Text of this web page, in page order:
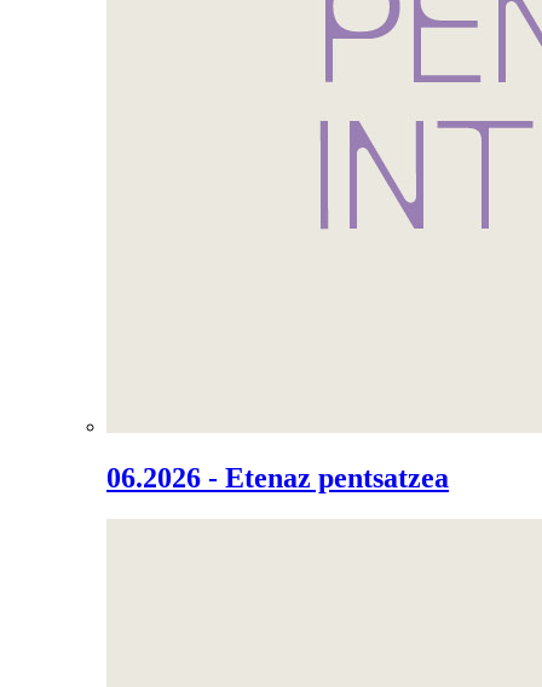
06.2026 - Etenaz pentsatzea